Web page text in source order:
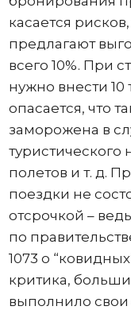
касается
предлагают
всего 10%. При
нужно внести 10
опасается, что
заморожена в
туристического
полетов и т. д.
поездки не
отсрочкой –
по
1073 о
критика,
выполнило свои